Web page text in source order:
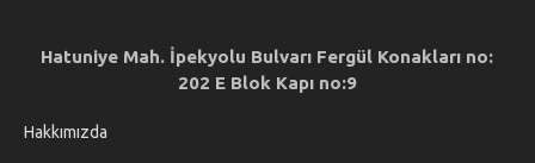
Hatuniye Mah. İpekyolu Bulvarı Fergül Konakları no:
202 E Blok Kapı no:9
Hakkımızda